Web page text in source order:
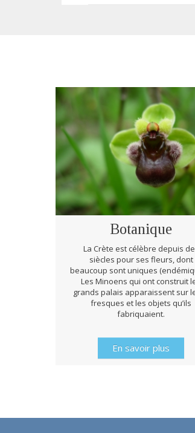
Botanique
La Crète est célèbre depuis
siècles pour ses fleurs, dont
beaucoup sont uniques
Les Minoens qui ont construit
grands palais apparaissent sur
fresques et les objets qu’ils
fabriquaient.
En savoir plus